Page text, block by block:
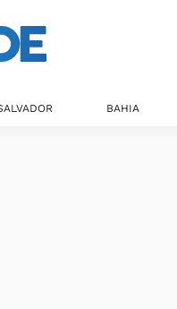
BAHIA